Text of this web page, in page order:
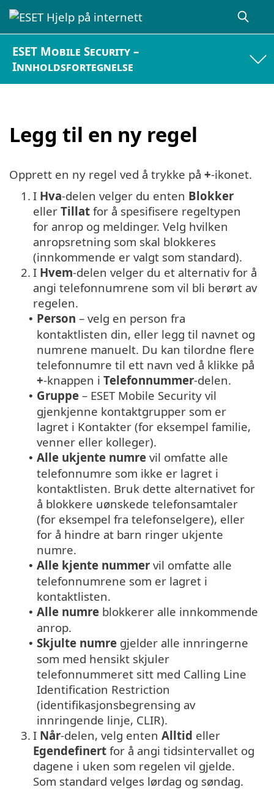
ESET Mobile Security –
Innholdsfortegnelse
Legg til en ny regel
Opprett en ny regel ved å trykke på +-ikonet.
1. I Hva-delen velger du enten Blokker
eller Tillat for å spesifisere regeltypen
for anrop og meldinger. Velg hvilken
anropsretning som skal blokkeres
(innkommende er valgt som standard).
2. I Hvem-delen velger du et alternativ for å
angi telefonnumrene som vil bli berørt av
regelen.
• Person – velg en person fra
kontaktlisten din, eller legg til navnet og
numrene manuelt. Du kan tilordne flere
telefonnumre til ett navn ved å klikke på
+-knappen i Telefonnummer-delen.
• Gruppe – ESET Mobile Security vil
gjenkjenne kontaktgrupper som er
lagret i Kontakter (for eksempel familie,
venner eller kolleger).
• Alle ukjente numre vil omfatte alle
telefonnumre som ikke er lagret i
kontaktlisten. Bruk dette alternativet for
å blokkere uønskede telefonsamtaler
(for eksempel fra telefonselgere), eller
for å hindre at barn ringer ukjente
numre.
• Alle kjente nummer vil omfatte alle
telefonnumrene som er lagret i
kontaktlisten.
• Alle numre blokkerer alle innkommende
anrop.
• Skjulte numre gjelder alle innringerne
som med hensikt skjuler
telefonnummeret sitt med Calling Line
Identification Restriction
(identifikasjonsbegrensing av
innringende linje, CLIR).
3. I Når-delen, velg enten Alltid eller
Egendefinert for å angi tidsintervallet og
dagene i uken som regelen vil gjelde.
Som standard velges lørdag og søndag.